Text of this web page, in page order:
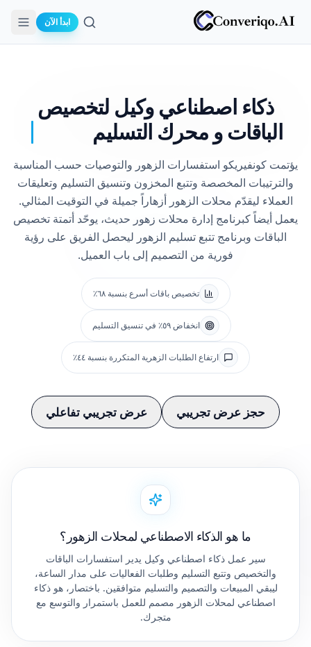
ابدأ الآن
ذكاء اصطناعي وكيل لتخصيص
الباقات و محرك التسليم
يؤتمت كونفيريكو استفسارات الزهور والتوصيات حسب المناسبة
والترتيبات المخصصة وتتبع المخزون وتنسيق التسليم وتعليقات
العملاء ليقدّم محلات الزهور أزهاراً جميلة في التوقيت المثالي.
يعمل أيضاً كبرنامج إدارة محلات زهور حديث، يوحّد أتمتة تخصيص
الباقات وبرنامج تتبع تسليم الزهور ليحصل الفريق على رؤية
فورية من التصميم إلى باب العميل.
تخصيص باقات أسرع بنسبة ٦٨٪
انخفاض ٥٩٪ في تنسيق التسليم
ارتفاع الطلبات الزهرية المتكررة بنسبة ٤٤٪
حجز عرض تجريبي عرض تجريبي تفاعلي
ما هو الذكاء الاصطناعي لمحلات الزهور؟
سير عمل ذكاء اصطناعي وكيل يدير استفسارات الباقات
والتخصيص وتتبع التسليم وطلبات الفعاليات على مدار الساعة،
ليبقي المبيعات والتصميم والتسليم متوافقين. باختصار، هو ذكاء
اصطناعي لمحلات الزهور مصمم للعمل باستمرار والتوسع مع
متجرك.